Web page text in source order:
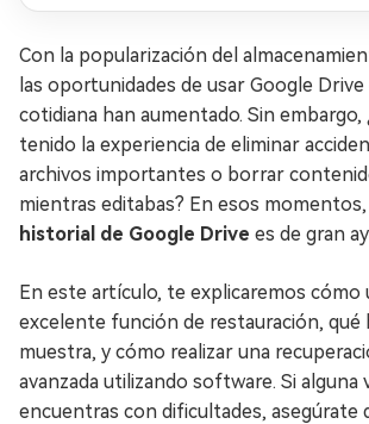
Con la popularización del
las oportunidades de usar Google Drive
cotidiana han aumentado. Sin embargo,
tenido la experiencia de eliminar
archivos importantes o borrar
mientras editabas? En esos
historial de Google Drive es de gran
En este artículo, te explicaremos cómo
excelente función de restauración, qué
muestra, y cómo realizar una
avanzada utilizando software. Si alguna
encuentras con dificultades, asegúrate